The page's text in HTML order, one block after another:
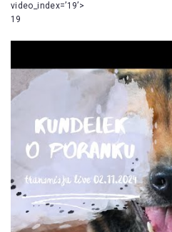
video_index=’19’>
19